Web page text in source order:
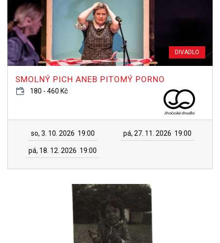
DIVADLO
SMOLNÝ PICH ANEB PITOMÝ PORNO
180 - 460 Kč
so, 3. 10. 2026 19:00 pá, 27. 11. 2026 19:00
pá, 18. 12. 2026 19:00